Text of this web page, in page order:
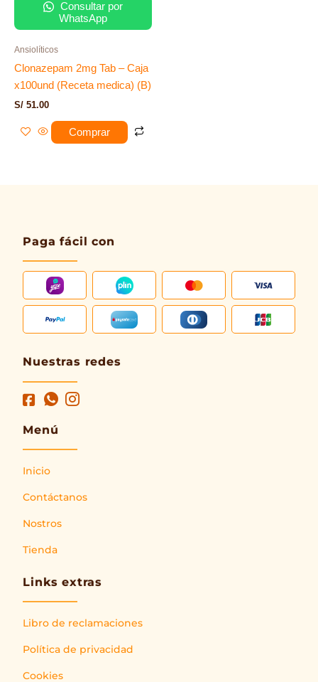
Consultar por
WhatsApp
Ansiolíticos
Clonazepam 2mg Tab – Caja
x100und (Receta medica) (B)
S/ 51.00
Comprar
Paga fácil con
Nuestras redes
Menú
Inicio
Contáctanos
Nostros
Tienda
Links extras
Libro de reclamaciones
Política de privacidad
Cookies